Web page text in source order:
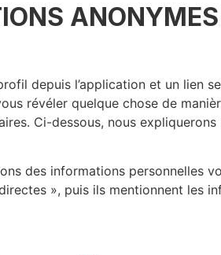
depuis l’application et un lien
révéler quelque chose de
Ci-dessous, nous
des informations personnelles
», puis ils mentionnent les